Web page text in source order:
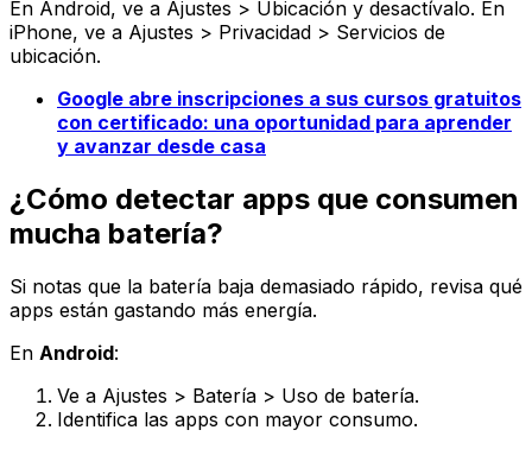
En Android, ve a Ajustes > Ubicación y desactívalo. En
iPhone, ve a Ajustes > Privacidad > Servicios de
ubicación.
Google abre inscripciones a sus cursos gratuitos
con certificado: una oportunidad para aprender
y avanzar desde casa
¿Cómo detectar apps que consumen
mucha batería?
Si notas que la batería baja demasiado rápido, revisa qué
apps están gastando más energía.
En Android:
Ve a Ajustes > Batería > Uso de batería.
Identifica las apps con mayor consumo.